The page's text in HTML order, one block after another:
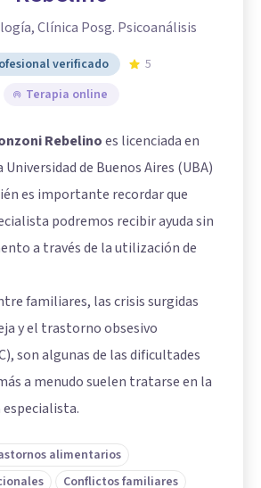
Clínica Posg. Psicoanálisis
verificado
5
Terapia online
Rebelinoes licenciada en
de Buenos Aires (UBA)
es importante recordar que
podremos recibir ayuda sin
a través de la utilización de
familiares, las crisis surgidas
y el trastorno obsesivo
son algunas de las dificultades
a menudo suelen tratarse en la
alimentarios
Conflictos familiares